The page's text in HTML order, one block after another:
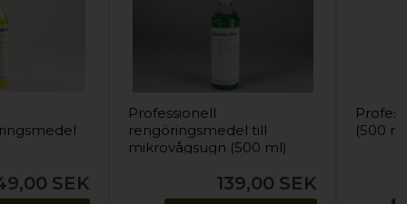
SEK
Professionell
rengöringsmedel till
mikrovågsugn (500 ml)
139,00 SEK
(500